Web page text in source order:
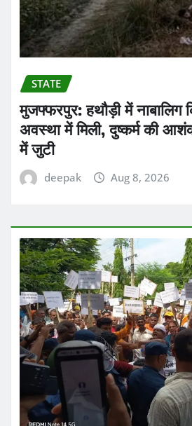
STATE
मुजफ्फरपुर: हथौड़ी में नाबालिग
अवस्था में मिली, दुष्कर्म की
में जुटी
deepak Aug 8, 2026